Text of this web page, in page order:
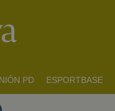
PD ESPORTBASE